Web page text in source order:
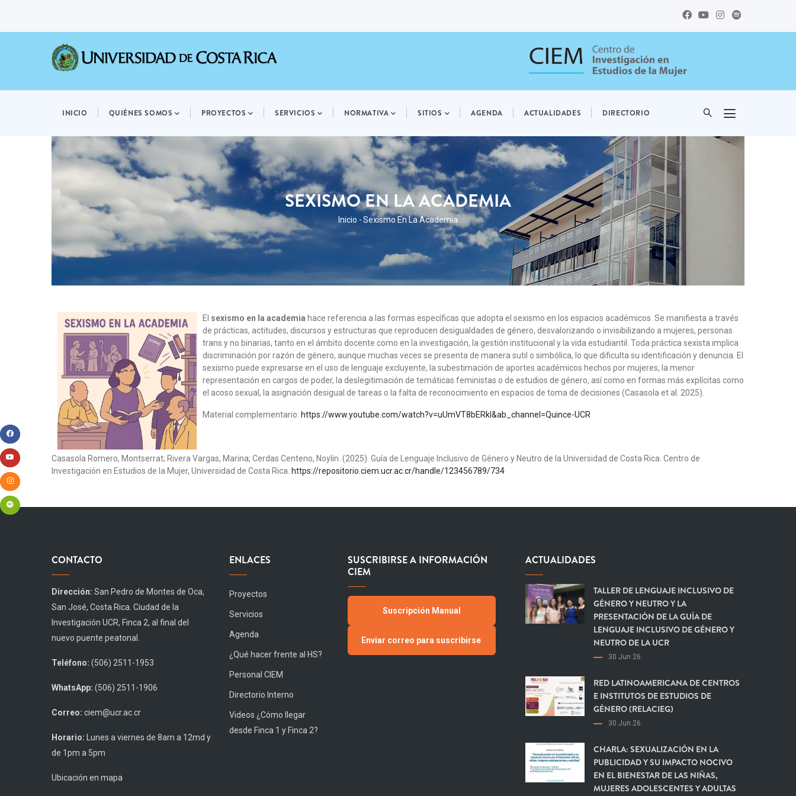
NAVIGATION
INICIO QUIÉNES SOMOS PROYECTOS SERVICIOS NORMATIVA SITIOS AGENDA ACTUALIDADES DIRECTORIO
SEXISMO EN LA ACADEMIA
RUTA
DE
NAVEGACIÓN
Inicio -Sexismo En La Academia
El sexismo en la academia hace referencia a las formas específicas que adopta el sexismo en los espacios académicos. Se manifiesta a través
de prácticas, actitudes, discursos y estructuras que reproducen desigualdades de género, desvalorizando o invisibilizando a mujeres, personas
trans y no binarias, tanto en el ámbito docente como en la investigación, la gestión institucional y la vida estudiantil. Toda práctica sexista implica
discriminación por razón de género, aunque muchas veces se presenta de manera sutil o simbólica, lo que dificulta su identificación y denuncia. El
sexismo puede expresarse en el uso de lenguaje excluyente, la subestimación de aportes académicos hechos por mujeres, la menor
representación en cargos de poder, la deslegitimación de temáticas feministas o de estudios de género, así como en formas más explícitas como
el acoso sexual, la asignación desigual de tareas o la falta de reconocimiento en espacios de toma de decisiones (Casasola et al. 2025).
Material complementario: https://www.youtube.com/watch?v=uUmVT8bERkI&ab_channel=Quince-UCR
Casasola Romero, Montserrat; Rivera Vargas, Marina; Cerdas Centeno, Noylin. (2025). Guía de Lenguaje Inclusivo de Género y Neutro de la Universidad de Costa Rica. Centro de
Investigación en Estudios de la Mujer, Universidad de Costa Rica. https://repositorio.ciem.ucr.ac.cr/handle/123456789/734
CONTACTO
Dirección: San Pedro de Montes de Oca,
San José, Costa Rica. Ciudad de la
Investigación UCR, Finca 2, al final del
nuevo puente peatonal.
Teléfono: (506) 2511-1953
WhatsApp: (506) 2511-1906
Correo: ciem@ucr.ac.cr
Horario: Lunes a viernes de 8am a 12md y
de 1pm a 5pm
Ubicación en mapa
ENLACES
Proyectos
Servicios
Agenda
¿Qué hacer frente al HS?
Personal CIEM
Directorio Interno
Videos ¿Cómo llegar
desde Finca 1 y Finca 2?
SUSCRIBIRSE A INFORMACIÓN
CIEM
Suscripción Manual
Enviar correo para suscribirse
ACTUALIDADES
TALLER DE LENGUAJE INCLUSIVO DE
GÉNERO Y NEUTRO Y LA
PRESENTACIÓN DE LA GUÍA DE
LENGUAJE INCLUSIVO DE GÉNERO Y
NEUTRO DE LA UCR
30 Jun 26
RED LATINOAMERICANA DE CENTROS
E INSTITUTOS DE ESTUDIOS DE
GÉNERO (RELACIEG)
30 Jun 26
CHARLA: SEXUALIZACIÓN EN LA
PUBLICIDAD Y SU IMPACTO NOCIVO
EN EL BIENESTAR DE LAS NIÑAS,
MUJERES ADOLESCENTES Y ADULTAS